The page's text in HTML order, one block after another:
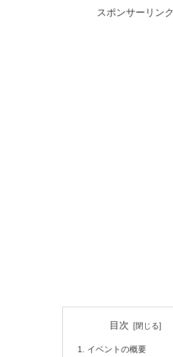
スポンサーリンク
目次
イベントの概要